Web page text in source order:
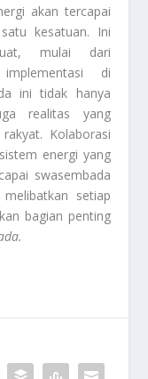
akan tercapai
kesatuan. Ini
mulai dari
di
ini tidak hanya
realitas yang
Kolaborasi
energi yang
swasembada
setiap
bagian penting
.